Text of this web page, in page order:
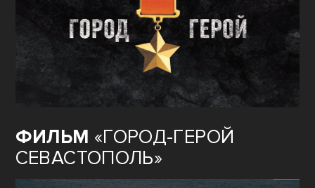
80 ЛЕТ ВЕЛИКОЙ ПОБЕДЫ:
ГОРОД–ГЕРОЙ